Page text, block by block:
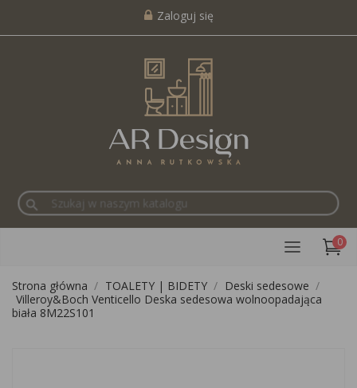
Zaloguj się
search
0
Strona główna TOALETY | BIDETY
Deski sedesowe
Villeroy&Boch Venticello Deska sedesowa wolnoopadająca
biała 8M22S101